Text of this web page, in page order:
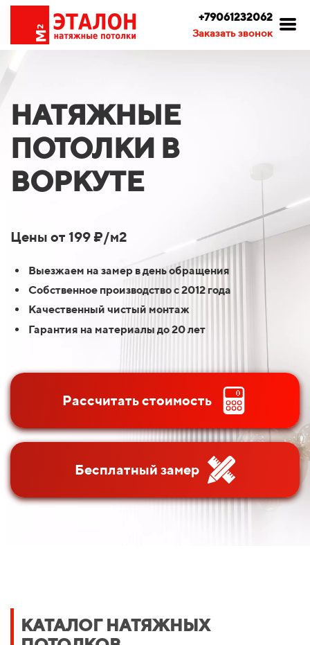
+79061232062
Заказать звонок
НАТЯЖНЫЕ
ПОТОЛКИ В
ВОРКУТЕ
Цены от 199 ₽/м2
Выезжаем на замер в день обращения
Собственное производство с 2012 года
Качественный чистый монтаж
Гарантия на материалы до 20 лет
Рассчитать стоимость
Бесплатный замер
КАТАЛОГ НАТЯЖНЫХ